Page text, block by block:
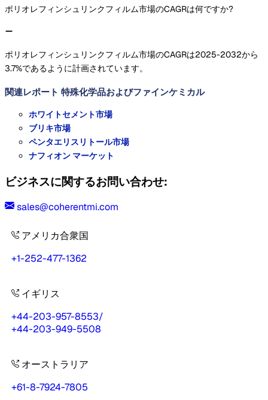
ポリオレフィンシュリンクフィルム市場のCAGRは何ですか?
ポリオレフィンシュリンクフィルム市場のCAGRは2025-2032から
3.7%であるように計画されています。
関連レポート 特殊化学品およびファインケミカル
ホワイトセメント市場
ブリキ市場
ペンタエリスリトール市場
ナフィオン マーケット
ビジネスに関するお問い合わせ:
sales@coherentmi.com
アメリカ合衆国
+1-252-477-1362
イギリス
+44-203-957-8553/
+44-203-949-5508
オーストラリア
+61-8-7924-7805